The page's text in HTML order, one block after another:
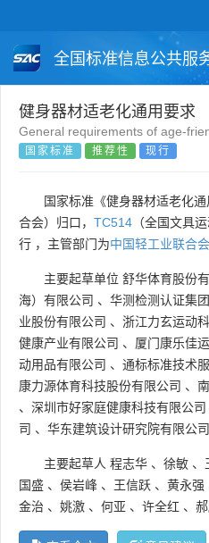
全国标准信息公共服
国家标准 行业
团体标准
国外标准 技术
健身器材适老化通用要求
General requirements of age-
国家标准 推荐性 现行
国家标准《健身器材适老化
合会）归口， TC514 （全国文具
行 ，主管部门为中国轻工业联合会
主要起草单位 舒华体育股份
海）有限公司 、 华测检测认证集
业股份有限公司 、 浙江力玄运动
健康产业有限公司 、 厦门康乐佳
动用品有限公司 、 通标标准技术
康力源体育科技股份有限公司 、
、 深圳市好家庭健康科技有限公司
司 、 华东建筑设计研究院有限公司
主要起草人 程志华 、 徐敏 、
国盛 、 侯岩峰 、 王信跃 、 黄永强
金治 、 姚激 、 何亚 、 许全红 、